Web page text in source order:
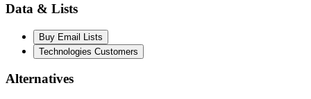
Data & Lists
Buy Email Lists
Technologies Customers
Alternatives